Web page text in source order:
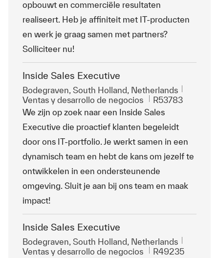
opbouwt en commerciële resultaten
realiseert. Heb je affiniteit met IT-producten
en werk je graag samen met partners?
Solliciteer nu!
Inside Sales Executive
Ubicación
Bodegraven, South Holland, Netherlands
Categoría
Ventas y desarrollo de negocios Id. de trabajo
R53783
We zijn op zoek naar een Inside Sales
Executive die proactief klanten begeleidt
door ons IT-portfolio. Je werkt samen in een
dynamisch team en hebt de kans om jezelf te
ontwikkelen in een ondersteunende
omgeving. Sluit je aan bij ons team en maak
impact!
Inside Sales Executive
Ubicación
Bodegraven, South Holland, Netherlands
Categoría
Ventas y desarrollo de negocios Id. de trabajo
R49235